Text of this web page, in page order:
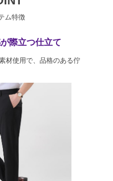
ム特徴
際立つ仕立て
材使用で、品格のある佇